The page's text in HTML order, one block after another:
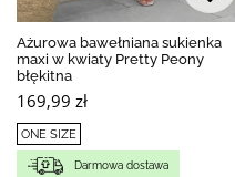
Ażurowa bawełniana sukienka
maxi w kwiaty Pretty Peony
błękitna
169,99 zł
ONE SIZE
Darmowa dostawa